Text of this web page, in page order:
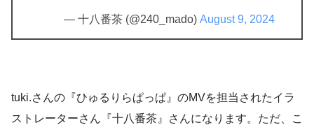
— 十八番茶 (@240_mado) August 9, 2024
tuki.さんの『ひゅるりらぱっぱ』のMVを担当されたイラ
ストレーターさん『十八番茶』さんになります。ただ、こ